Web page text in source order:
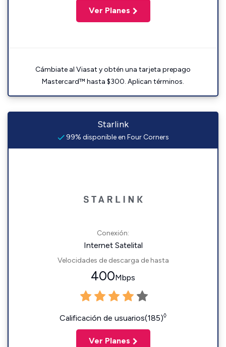
Ver Planes
Cámbiate al Viasat y obtén una tarjeta prepago
Mastercard™ hasta $300. Aplican términos.
Starlink
99% disponible en Four Corners
Conexión:
Internet Satelital
Velocidades de descarga de hasta
400Mbps
Calificación de usuarios(185)◊
Ver Planes